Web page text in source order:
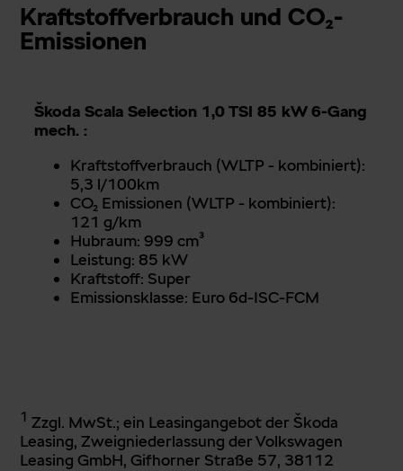
Kraftstoffverbrauch und CO₂-
Emissionen
Škoda Scala Selection 1,0 TSI 85 kW 6-Gang
mech. :
Kraftstoffverbrauch (WLTP - kombiniert):
5,3 l/100km
CO₂ Emissionen (WLTP - kombiniert):
121 g/km
Hubraum: 999 cm³
Leistung: 85 kW
Kraftstoff: Super
Emissionsklasse: Euro 6d-ISC-FCM
1 Zzgl. MwSt.; ein Leasingangebot der Škoda
Leasing, Zweigniederlassung der Volkswagen
Leasing GmbH, Gifhorner Straße 57, 38112